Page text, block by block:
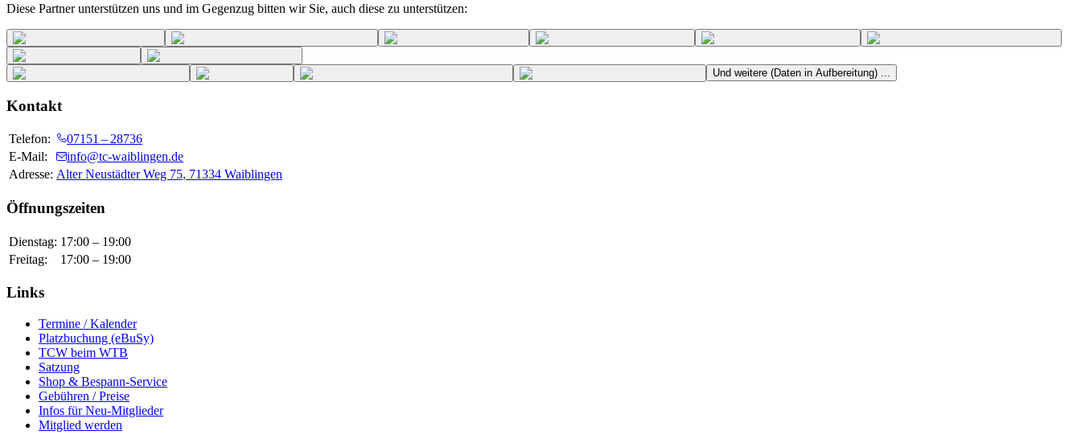
Diese Partner unterstützen uns und im Gegenzug bitten wir Sie, auch diese zu unterstützen:
Und weitere (Daten in Aufbereitung) ...
Kontakt
Telefon:
07151 – 28736
E-Mail:
info@tc-waiblingen.de
Adresse: Alter Neustädter Weg 75, 71334 Waiblingen
Öffnungszeiten
Dienstag: 17:00 – 19:00
Freitag: 17:00 – 19:00
Links
Termine / Kalender
Platzbuchung (eBuSy)
TCW beim WTB
Satzung
Shop & Bespann-Service
Gebühren / Preise
Infos für Neu-Mitglieder
Mitglied werden